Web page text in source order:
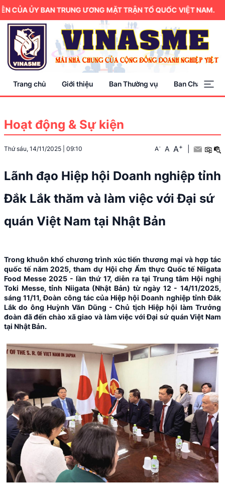
BAN TRUNG ƯƠNG MẶT TRẬN TỔ QUỐC VIỆT NAM.
Trang chủ Giới thiệu Ban Thường vụ Ban Chấp hành
Hoạt động & Sự kiện
Thứ sáu, 14/11/2025 09:10 A- A A+
Lãnh đạo Hiệp hội Doanh nghiệp tỉnh
Đắk Lắk thăm và làm việc với Đại sứ
quán Việt Nam tại Nhật Bản
Trong khuôn khổ chương trình xúc tiến thương mại và hợp tác
quốc tế năm 2025, tham dự Hội chợ Ẩm thực Quốc tế Niigata
Food Messe 2025 - lần thứ 17, diễn ra tại Trung tâm Hội nghị
Toki Messe, tỉnh Niigata (Nhật Bản) từ ngày 12 - 14/11/2025,
sáng 11/11, Đoàn công tác của Hiệp hội Doanh nghiệp tỉnh Đắk
Lắk do ông Huỳnh Văn Dũng - Chủ tịch Hiệp hội làm Trưởng
đoàn đã đến chào xã giao và làm việc với Đại sứ quán Việt Nam
tại Nhật Bản.